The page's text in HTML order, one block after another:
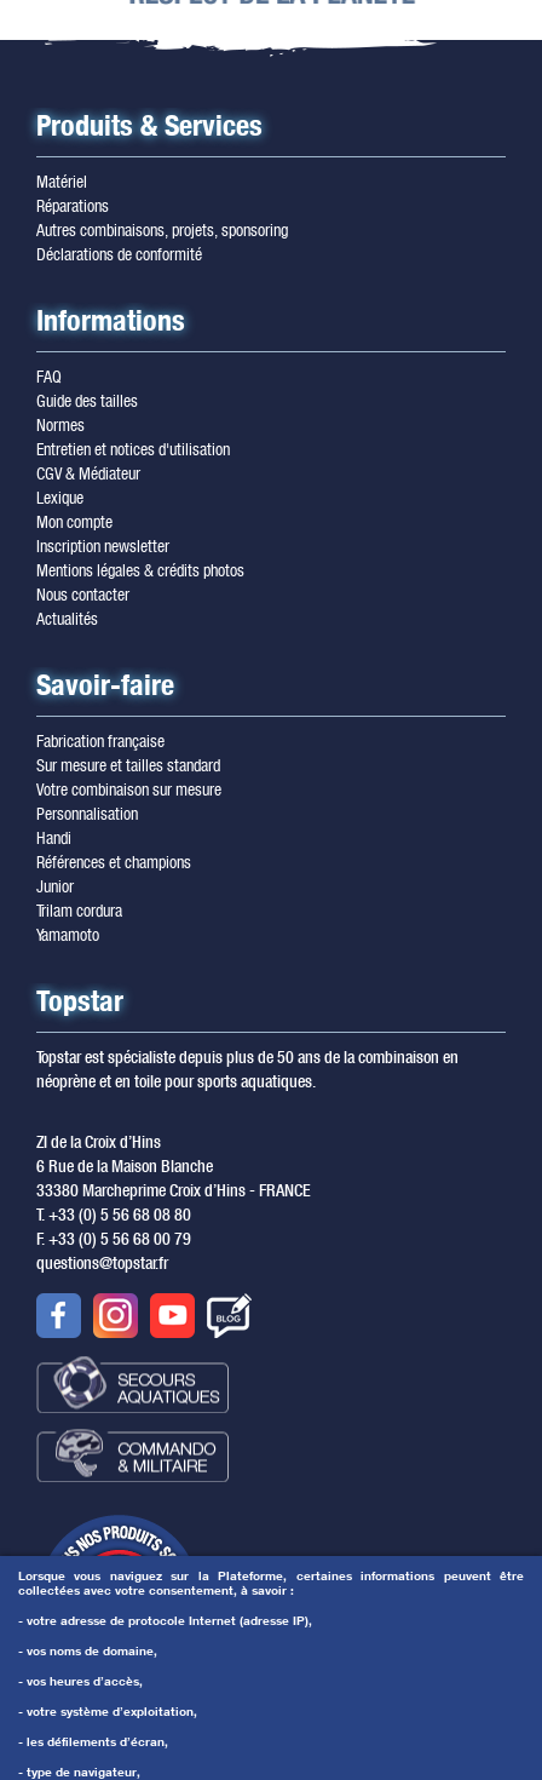
Lorsque vous naviguez sur la Plateforme, certaines informations peuvent être
collectées avec votre consentement, à savoir :
- votre adresse de protocole Internet (adresse IP),
- vos noms de domaine,
- vos heures d’accès,
- votre système d’exploitation,
- les défilements d’écran,
- type de navigateur,
Produits & Services
Matériel
Réparations
Autres combinaisons, projets, sponsoring
Déclarations de conformité
Informations
FAQ
Guide des tailles
Normes
Entretien et notices d'utilisation
CGV & Médiateur
Lexique
Mon compte
Inscription newsletter
Mentions légales & crédits photos
Nous contacter
Actualités
Savoir-faire
Fabrication française
Sur mesure et tailles standard
Votre combinaison sur mesure
Personnalisation
Handi
Références et champions
Junior
Trilam cordura
Yamamoto
Topstar
Topstar est spécialiste depuis plus de 50 ans de la combinaison en
néoprène et en toile pour sports aquatiques.
ZI de la Croix d’Hins
6 Rue de la Maison Blanche
33380 Marcheprime Croix d’Hins - FRANCE
T. +33 (0) 5 56 68 08 80
F. +33 (0) 5 56 68 00 79
questions@topstar.fr